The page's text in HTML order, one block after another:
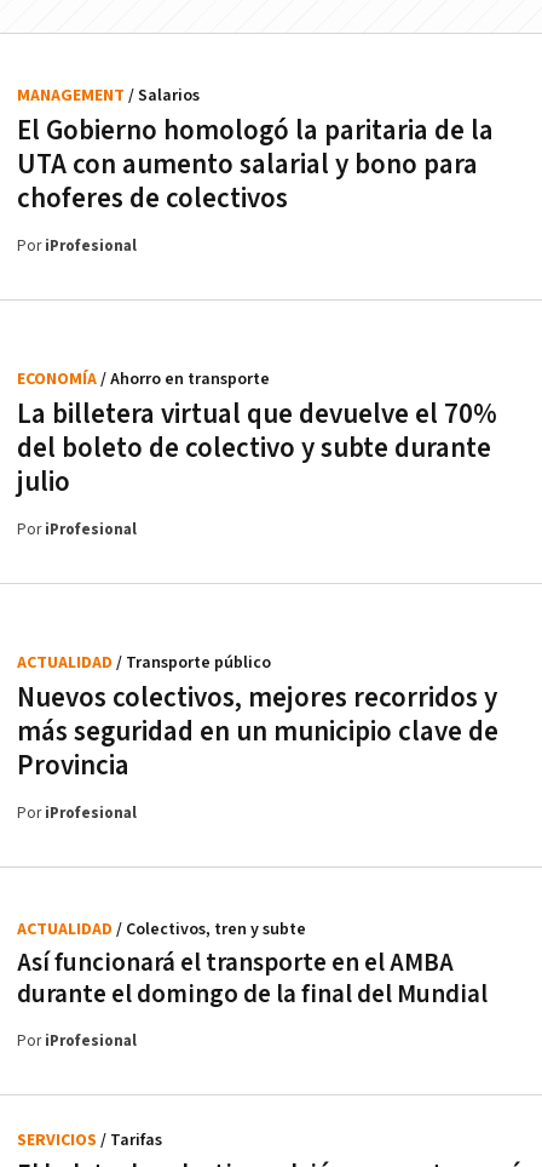
El Gobierno homologó la paritaria de la
UTA con aumento salarial y bono para
choferes de colectivos
MANAGEMENT / Salarios
PoriProfesional
La billetera virtual que devuelve el 70%
del boleto de colectivo y subte durante
julio
ECONOMÍA/ Ahorro en transporte
PoriProfesional
Nuevos colectivos, mejores recorridos y
más seguridad en un municipio clave de
Provincia
ACTUALIDAD / Transporte público
PoriProfesional
Así funcionará el transporte en el AMBA
durante el domingo de la final del Mundial
ACTUALIDAD / Colectivos, tren y subte
PoriProfesional
SERVICIOS / Tarifas